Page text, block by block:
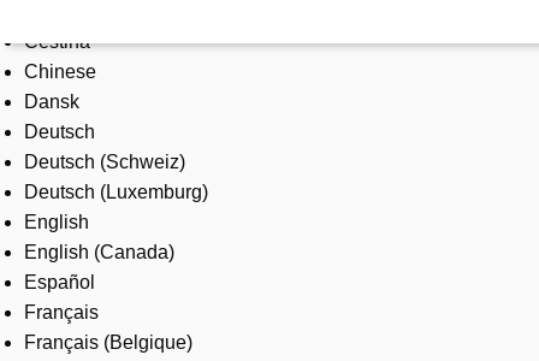
Products & Solutions
Industries
Services
About us
Where to buy
Contact us
Careers
Čeština
Chinese
Dansk
Deutsch
Deutsch (Schweiz)
Deutsch (Luxemburg)
English
English (Canada)
Español
Français
Français (Belgique)